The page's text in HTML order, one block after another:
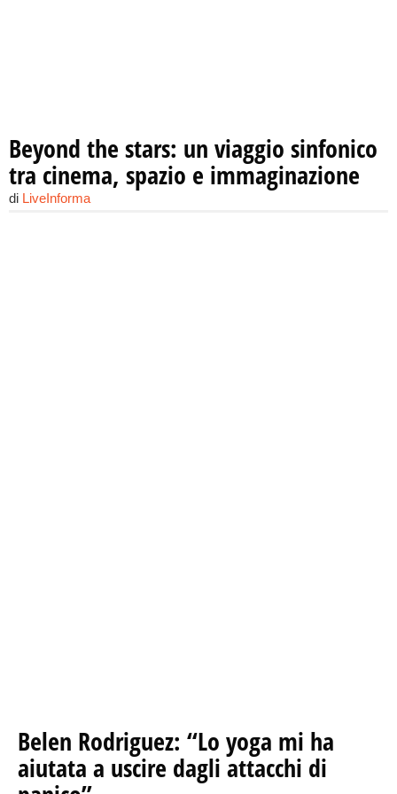
Beyond the stars: un viaggio sinfonico
tra cinema, spazio e immaginazione
di LiveInforma
Belen Rodriguez: “Lo yoga mi ha
aiutata a uscire dagli attacchi di